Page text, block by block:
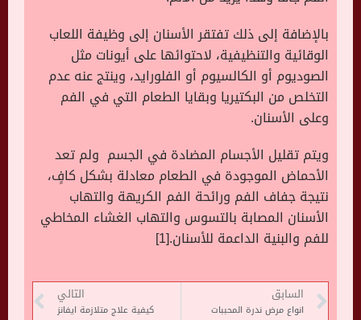
بالإضافة إلى ذلك تفتقر الأسنان إلى وظيفة اللعاب
الوقائية والتنظيفية، لاحتوائها على أيونات مثل
الصوديوم أو الكالسيوم أو الفلورايد، وينتج عنه عدم
التخلص من البكتيريا وبقايا الطعام التي في الفم
وعلى الأسنان.
ويتم تقليل الأجسام المضادة في الجسم ولم تعد
الأحماض الموجودة في الطعام معادلة بشكل كافٍ،
نتيجة جفاف الفم ورائحة الفم الكريهة والتهاب
الأسنان المصابة بالتسوس والتهاب الغشاء المخاطي
للفم والبنية الداعمة للأسنان.[1]
السابق
انواع مرض ندرة المحببات
التالي
كيفية علاج متلازمة ايفانز